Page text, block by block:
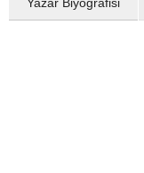
Yazar Biyografisi